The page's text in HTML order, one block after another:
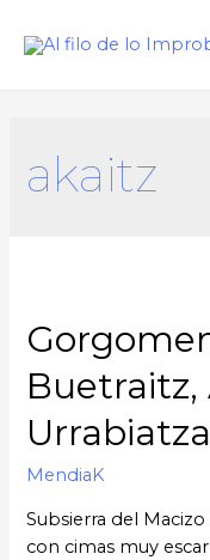
akaitz
Buetraitz,
Urrabiatza
MendiaK
Subsierra del
con cimas muy